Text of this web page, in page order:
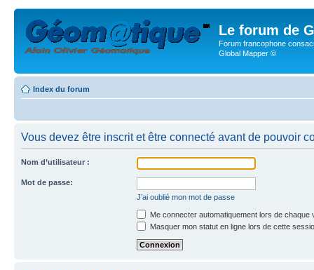
Le forum de
Forum francophone
Global Mapper ©
Index du forum
Vous devez être inscrit et être connecté avant de pouvoir
Nom d’utilisateur :
Mot de passe:
J’ai oublié mon mot de passe
Me connecter automatiquement lors de chaque
Masquer mon statut en ligne lors de cette